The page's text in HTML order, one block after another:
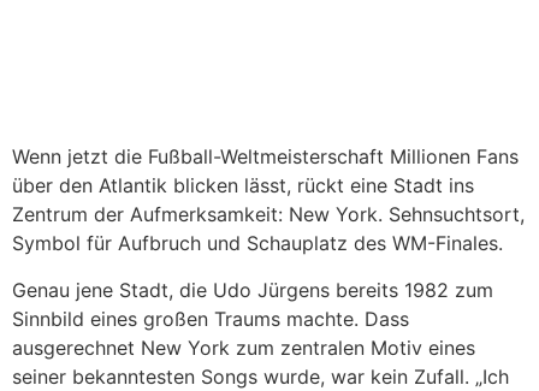
Wenn jetzt die Fußball-Weltmeisterschaft Millionen Fans
über den Atlantik blicken lässt, rückt eine Stadt ins
Zentrum der Aufmerksamkeit: New York. Sehnsuchtsort,
Symbol für Aufbruch und Schauplatz des WM-Finales.
Genau jene Stadt, die Udo Jürgens bereits 1982 zum
Sinnbild eines großen Traums machte. Dass
ausgerechnet New York zum zentralen Motiv eines
seiner bekanntesten Songs wurde, war kein Zufall. „Ich